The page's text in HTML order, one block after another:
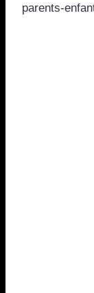
parents-